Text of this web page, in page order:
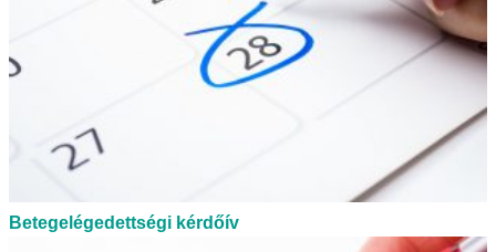
Betegelégedettségi kérdőív